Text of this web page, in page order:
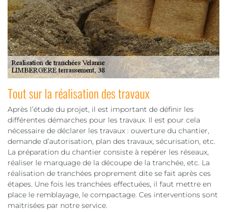
Tout sur la réalisation des travaux
Après l’étude du projet, il est important de définir les
différentes démarches pour les travaux. Il est pour cela
nécessaire de déclarer les travaux : ouverture du chantier,
demande d’autorisation, plan des travaux, sécurisation, etc.
La préparation du chantier consiste à repérer les réseaux,
réaliser le marquage de la découpe de la tranchée, etc. La
réalisation de tranchées proprement dite se fait après ces
étapes. Une fois les tranchées effectuées, il faut mettre en
place le remblayage, le compactage. Ces interventions sont
maitrisées par notre service.